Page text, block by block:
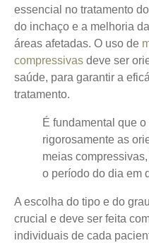
essencial no tratamento
do inchaço e a melhoria
áreas afetadas. O uso de
compressivas deve ser
saúde, para garantir a
tratamento.
É fundamental que
rigorosamente as
meias
o período do dia em
A escolha do tipo e do
crucial e deve ser feita
individuais de cada